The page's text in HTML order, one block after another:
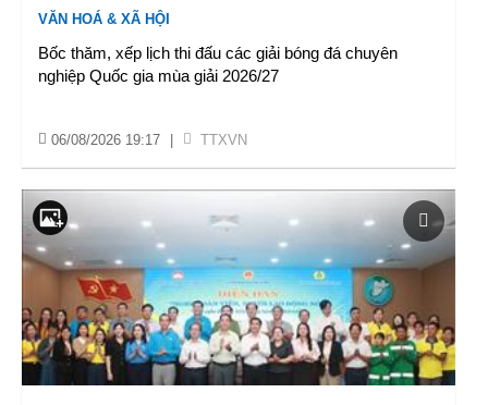
VĂN HOÁ & XÃ HỘI
Bốc thăm, xếp lịch thi đấu các giải bóng đá chuyên
nghiệp Quốc gia mùa giải 2026/27
06/08/2026 19:17 TTXVN